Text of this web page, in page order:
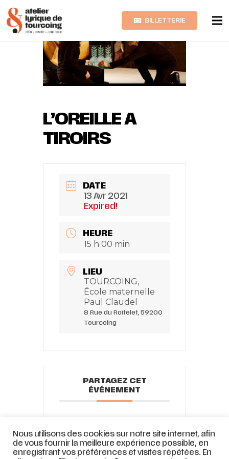
BILLETTERIE
L’OREILLE A
TIROIRS
DATE
13 Avr 2021
Expired!
HEURE
15 h 00 min
LIEU
TOURCOING,
École maternelle
Paul Claudel
8 Rue du Roitelet, 59200
Tourcoing
PARTAGEZ CET
ÉVÉNEMENT
Nous utilisons des cookies sur notre site internet, afin
de vous fournir la meilleure expérience possible, en
enregistrant vos préférences et visites répétées. En